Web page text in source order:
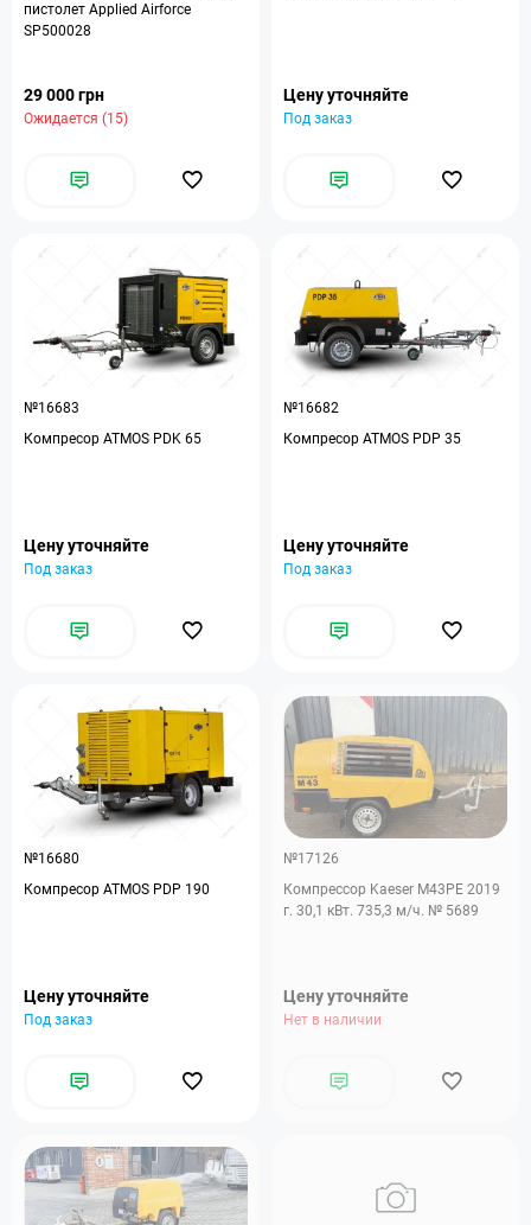
пистолет Applied Airforce
SP500028
29 000 грн
Ожидается (15)
Цену уточняйте
Под заказ
№16683
Компресор ATMOS PDK 65
Цену уточняйте
Под заказ
№16682
Компресор ATMOS PDP 35
Цену уточняйте
Под заказ
№16680
Компресор ATMOS PDP 190
Цену уточняйте
Под заказ
№17126
Компрессор Kaeser M43PE 2019
г. 30,1 кВт. 735,3 м/ч. № 5689
Цену уточняйте
Нет в наличии